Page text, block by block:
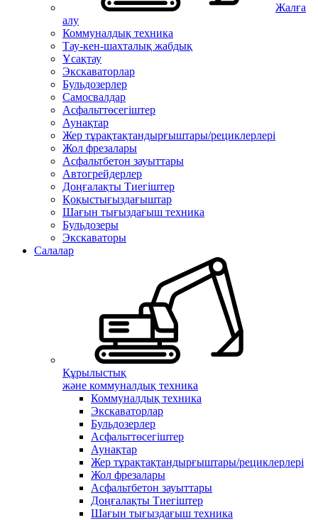
Жалға
алу
Коммуналдық техника
Тау-кен-шахталық жабдық
Ұсақтау
Экскаваторлар
Бульдозерлер
Самосвалдар
Асфальттөсегіштер
Аунақтар
Жер тұрақтақтандырғыштары/рециклерлері
Жол фрезалары
Асфальтбетон зауыттары
Автогрейдерлер
Доңғалақты Тиегіштер
Қоқыстығыздағыштар
Шағын тығыздағыш техника
Бульдозеры
Экскаваторы
Салалар
Құрылыстық
және коммуналдық техника
Коммуналдық техника
Экскаваторлар
Бульдозерлер
Асфальттөсегіштер
Аунақтар
Жер тұрақтақтандырғыштары/рециклерлері
Жол фрезалары
Асфальтбетон зауыттары
Доңғалақты Тиегіштер
Шағын тығыздағыш техника